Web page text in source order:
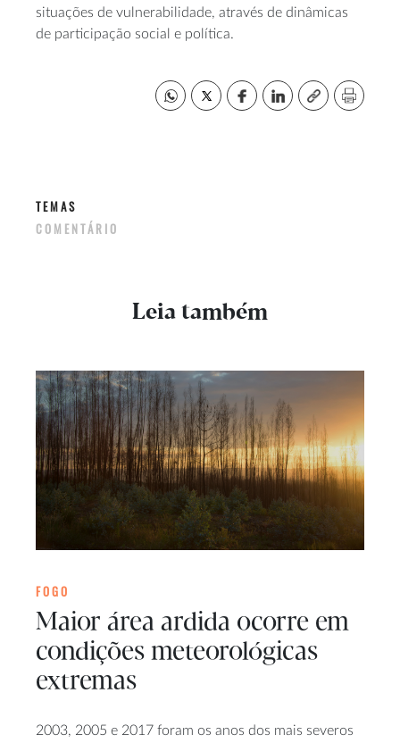
situações de vulnerabilidade, através de dinâmicas
de participação social e política.
TEMAS
COMENTÁRIO
Leia também
FOGO
Maior área ardida ocorre em
condições meteorológicas
extremas
2003, 2005 e 2017 foram os anos dos mais severos